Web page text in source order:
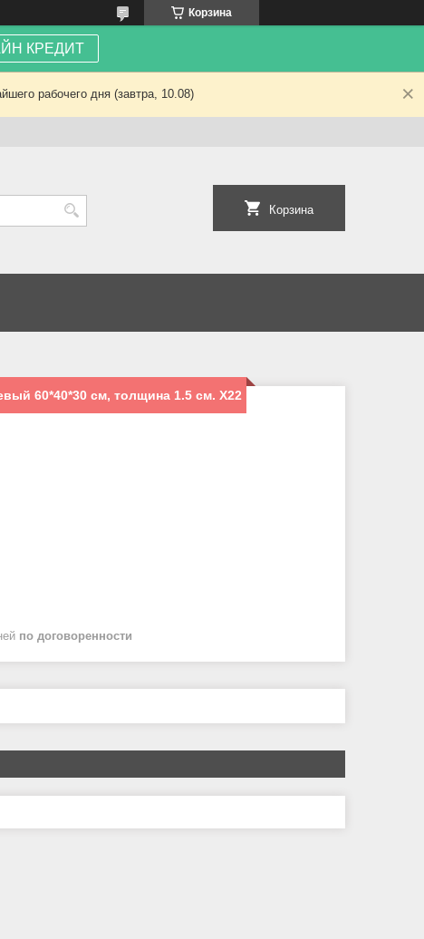
Корзина
КРЕДИТ
рабочего дня (завтра, 10.08)
Корзина
60*40*30 см, толщина 1.5 см. Х22
по договоренности